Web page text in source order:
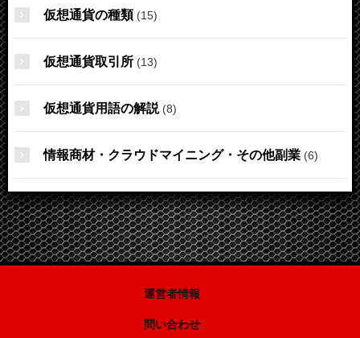
仮想通貨の種類 (15)
仮想通貨取引所(13)
仮想通貨用語の解説(8)
情報商材・クラウドマイニング・その他副業(6)
運営者情報
問い合わせ